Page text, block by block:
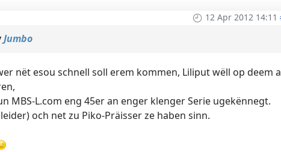
12 Apr 2012 14:11
Jumbo
nët esou schnell soll erem kommen, Liliput wëll op deem
MBS-L.com eng 45er an enger klenger Serie ugekënnegt.
och net zu Piko-Präisser ze haben sinn.